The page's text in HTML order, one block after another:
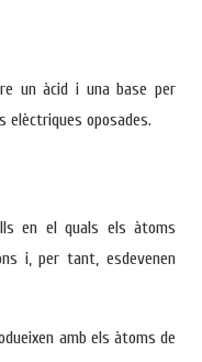
un àcid i una base per
elèctriques oposades.
en el quals els àtoms
i, per tant, esdevenen
amb els àtoms de